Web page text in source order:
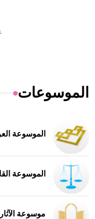
الموسوعات
الموسوعة
الموسوعة
موسوعة